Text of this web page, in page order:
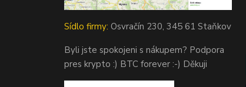
Sídlo firmy: Osvračín 230, 345 61 Staňkov
Byli jste spokojeni s nákupem? Podpora
pres krypto :) BTC forever :-) Děkuji